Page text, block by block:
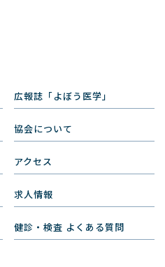
広報誌「よぼう医学」
協会について
アクセス
求人情報
健診・検査 よくある質問